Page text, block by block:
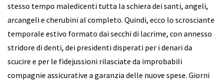
stesso tempo maledicenti tutta la schiera dei santi, angeli,
arcangeli e cherubini al completo. Quindi, ecco lo scrosciante
temporale estivo formato dai secchi di lacrime, con annesso
stridore di denti, dei presidenti disperati per i denari da
scucire e per le fidejussioni rilasciate da improbabili
compagnie assicurative a garanzia delle nuove spese. Giorni